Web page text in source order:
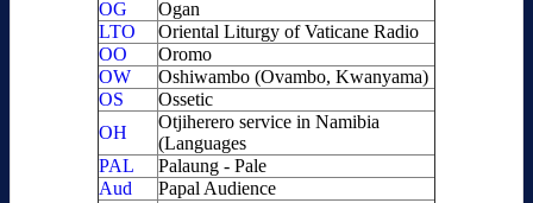
OG
Ogan
LTO
Oriental Liturgy of Vaticane Radio
OO
Oromo
OW
Oshiwambo (Ovambo, Kwanyama)
OS
Ossetic
OH
Otjiherero service in Namibia
(Languages
PAL
Palaung - Pale
Aud
Papal Audience